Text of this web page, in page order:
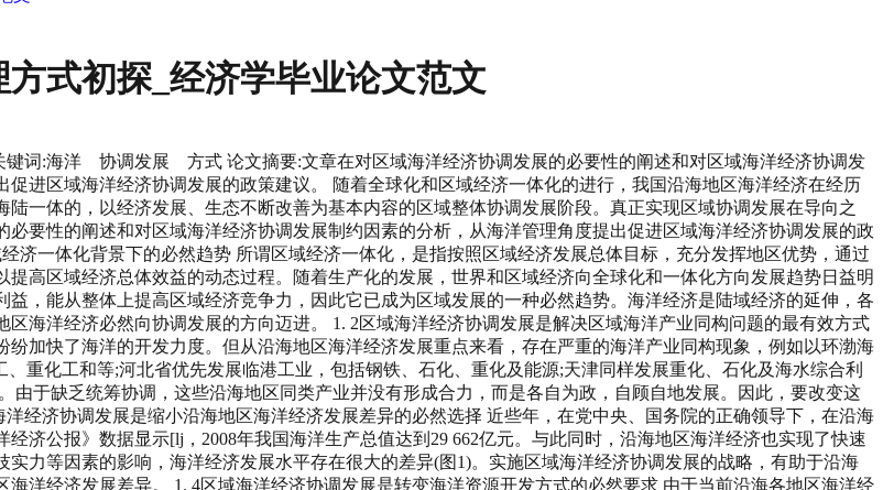
式初探_经济学毕业论文范文
词:海洋 协调发展 方式 论文摘要:文章在对区域海洋经济协调发展的必要性的阐述和对区域海洋经济协调发
进区域海洋经济协调发展的政策建议。 随着全球化和区域经济一体化的进行，我国沿海地区海洋经济在经历
一体的，以经济发展、生态不断改善为基本内容的区域整体协调发展阶段。真正实现区域协调发展在导向之
要性的阐述和对区域海洋经济协调发展制约因素的分析，从海洋管理角度提出促进区域海洋经济协调发展的政
济一体化背景下的必然趋势 所谓区域经济一体化，是指按照区域经济发展总体目标，充分发挥地区优势，通过
高区域经济总体效益的动态过程。随着生产化的发展，世界和区域经济向全球化和一体化方向发展趋势日益明
，能从整体上提高区域经济竞争力，因此它已成为区域发展的一种必然趋势。海洋经济是陆域经济的延伸，各
海洋经济必然向协调发展的方向迈进。 1. 2区域海洋经济协调发展是解决区域海洋产业同构问题的最有效方式
加快了海洋的开发力度。但从沿海地区海洋经济发展重点来看，存在严重的海洋产业同构现象，例如以环渤海
重化工和等;河北省优先发展临港工业，包括钢铁、石化、重化及能源;天津同样发展重化、石化及海水综合利
于缺乏统筹协调，这些沿海地区同类产业并没有形成合力，而是各自为政，自顾自地发展。因此，要改变这
经济协调发展是缩小沿海地区海洋经济发展差异的必然选择 近些年，在党中央、国务院的正确领导下，在沿海
济公报》数据显示[lj，2008年我国海洋生产总值达到29 662亿元。与此同时，沿海地区海洋经济也实现了快速
力等因素的影响，海洋经济发展水平存在很大的差异(图1)。实施区域海洋经济协调发展的战略，有助于沿海
洋经济发展差异。 1. 4区域海洋经济协调发展是转变海洋资源开发方式的必然要求 由于当前沿海各地区海洋经